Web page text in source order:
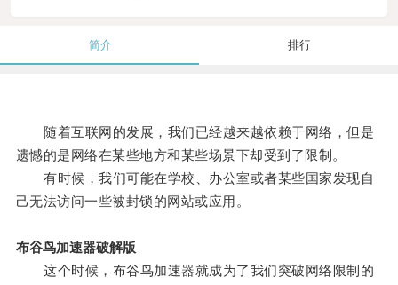
简介 排行
随着互联网的发展，我们已经越来越依赖于网络，但是
遗憾的是网络在某些地方和某些场景下却受到了限制。
有时候，我们可能在学校、办公室或者某些国家发现自
己无法访问一些被封锁的网站或应用。
布谷鸟加速器破解版
这个时候，布谷鸟加速器就成为了我们突破网络限制的